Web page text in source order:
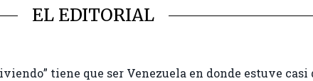
EL EDITORIAL
tiene que ser Venezuela en donde estuve casi